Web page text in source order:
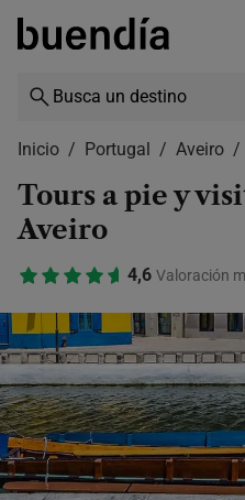
Skip
content
Inicio Portugal Aveiro
Tours a pie y
Aveiro
4,6 Valoración